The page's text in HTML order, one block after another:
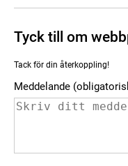
Tyck till om
Tack för din återkoppling!
Meddelande